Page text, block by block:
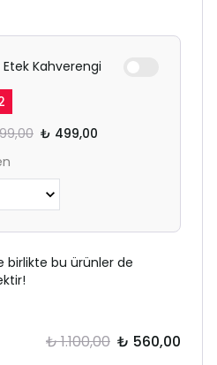
Etek Kahverengi
₺ 499,00
birlikte bu ürünler de
₺ 1.100,00 ₺ 560,00